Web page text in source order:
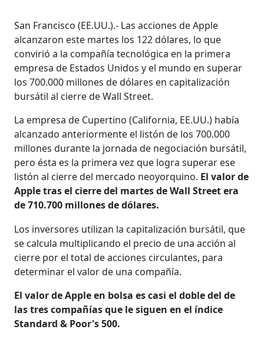
San Francisco (EE.UU.).- Las acciones de Apple
alcanzaron este martes los 122 dólares, lo que
convirió a la compañía tecnológica en la primera
empresa de Estados Unidos y el mundo en superar
los 700.000 millones de dólares en capitalización
bursátil al cierre de Wall Street.
La empresa de Cupertino (California, EE.UU.) había
alcanzado anteriormente el listón de los 700.000
millones durante la jornada de negociación bursátil,
pero ésta es la primera vez que logra superar ese
listón al cierre del mercado neoyorquino. El valor de
Apple tras el cierre del martes de Wall Street era
de 710.700 millones de dólares.
Los inversores utilizan la capitalización bursátil, que
se calcula multiplicando el precio de una acción al
cierre por el total de acciones circulantes, para
determinar el valor de una compañía.
El valor de Apple en bolsa es casi el doble del de
las tres compañías que le siguen en el índice
Standard & Poor's 500.